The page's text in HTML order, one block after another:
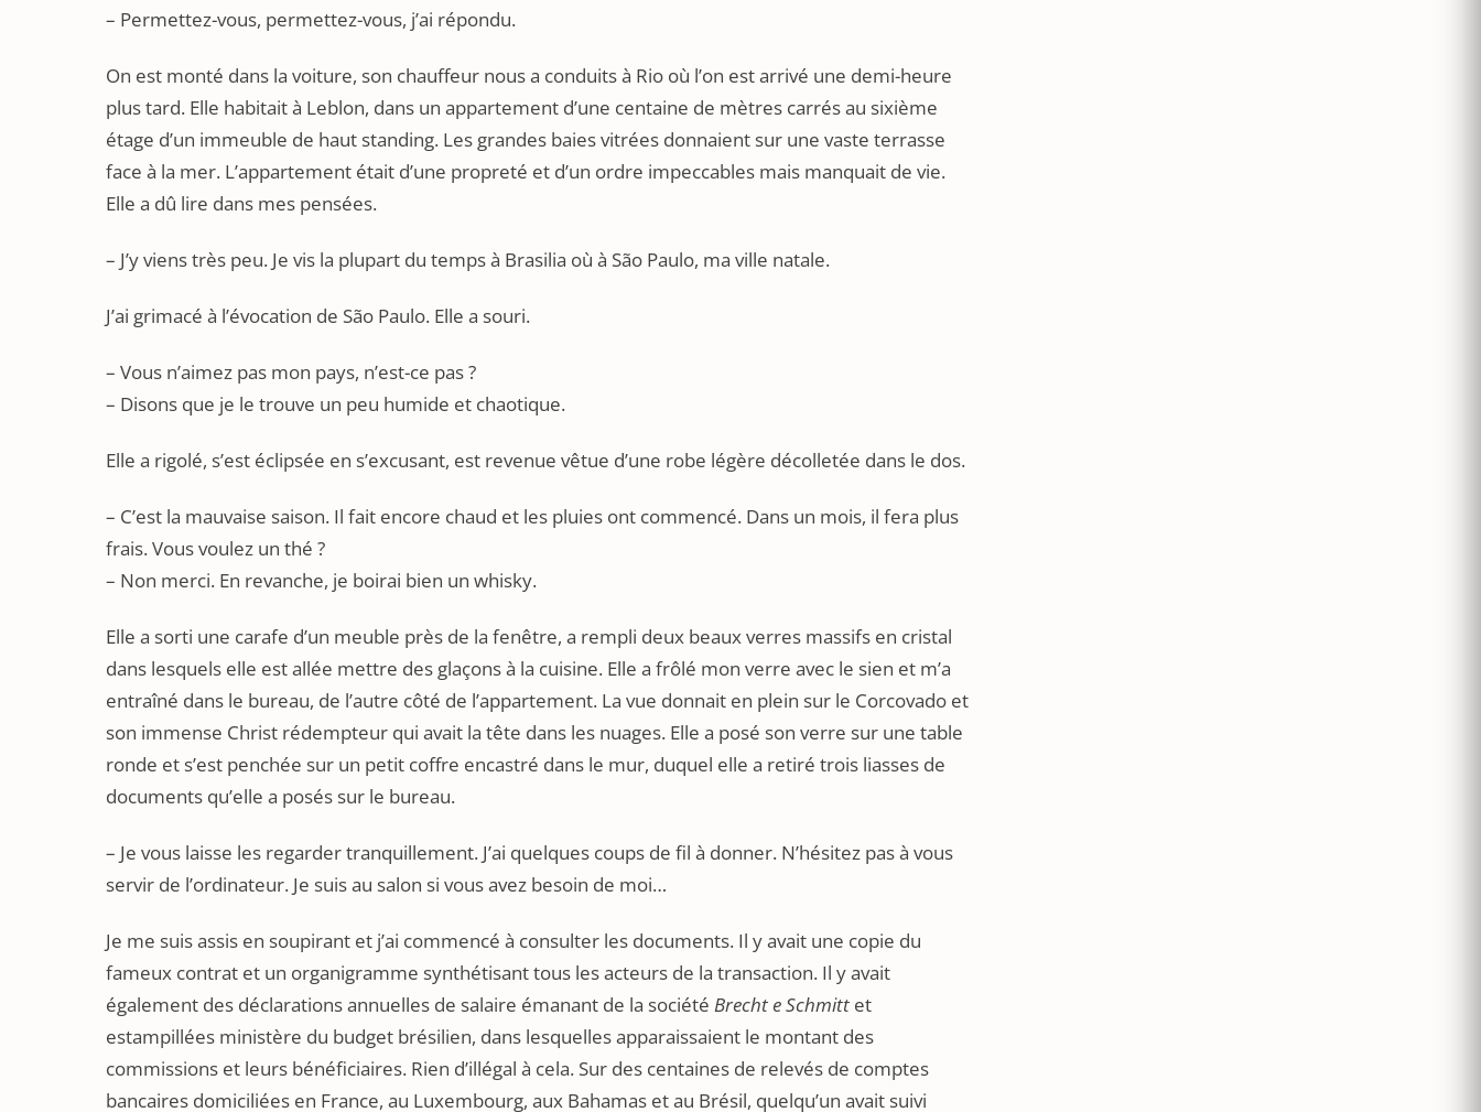
– Permettez-vous, permettez-vous, j’ai répondu.
On est monté dans la voiture, son chauffeur nous a conduits à Rio où l’on est arrivé une demi-heure
plus tard. Elle habitait à Leblon, dans un appartement d’une centaine de mètres carrés au sixième
étage d’un immeuble de haut standing. Les grandes baies vitrées donnaient sur une vaste terrasse
face à la mer. L’appartement était d’une propreté et d’un ordre impeccables mais manquait de vie.
Elle a dû lire dans mes pensées.
– J’y viens très peu. Je vis la plupart du temps à Brasilia où à São Paulo, ma ville natale.
J’ai grimacé à l’évocation de São Paulo. Elle a souri.
– Vous n’aimez pas mon pays, n’est-ce pas ?
– Disons que je le trouve un peu humide et chaotique.
Elle a rigolé, s’est éclipsée en s’excusant, est revenue vêtue d’une robe légère décolletée dans le dos.
– C’est la mauvaise saison. Il fait encore chaud et les pluies ont commencé. Dans un mois, il fera plus
frais. Vous voulez un thé ?
– Non merci. En revanche, je boirai bien un whisky.
Elle a sorti une carafe d’un meuble près de la fenêtre, a rempli deux beaux verres massifs en cristal
dans lesquels elle est allée mettre des glaçons à la cuisine. Elle a frôlé mon verre avec le sien et m’a
entraîné dans le bureau, de l’autre côté de l’appartement. La vue donnait en plein sur le Corcovado et
son immense Christ rédempteur qui avait la tête dans les nuages. Elle a posé son verre sur une table
ronde et s’est penchée sur un petit coffre encastré dans le mur, duquel elle a retiré trois liasses de
documents qu’elle a posés sur le bureau.
– Je vous laisse les regarder tranquillement. J’ai quelques coups de fil à donner. N’hésitez pas à vous
servir de l’ordinateur. Je suis au salon si vous avez besoin de moi…
Je me suis assis en soupirant et j’ai commencé à consulter les documents. Il y avait une copie du
fameux contrat et un organigramme synthétisant tous les acteurs de la transaction. Il y avait
également des déclarations annuelles de salaire émanant de la société Brecht e Schmitt et
estampillées ministère du budget brésilien, dans lesquelles apparaissaient le montant des
commissions et leurs bénéficiaires. Rien d’illégal à cela. Sur des centaines de relevés de comptes
bancaires domiciliées en France, au Luxembourg, aux Bahamas et au Brésil, quelqu’un avait suivi